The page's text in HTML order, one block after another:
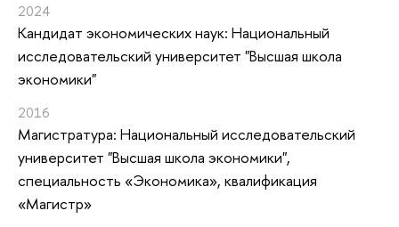
2024
Кандидат экономических наук: Национальный
исследовательский университет "Высшая школа
экономики"
2016
Магистратура: Национальный исследовательский
университет "Высшая школа экономики",
специальность «Экономика», квалификация
«Магистр»